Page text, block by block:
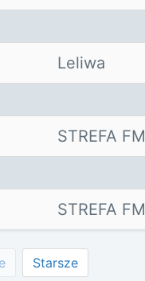
Leliwa
STREFA FM
STREFA FM
Starsze